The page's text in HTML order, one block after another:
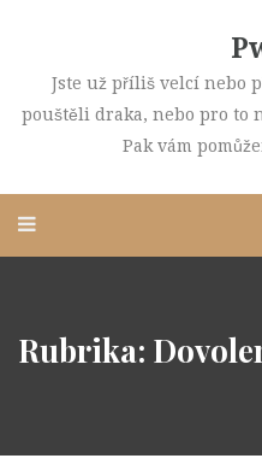
Jste už příliš velcí nebo
pouštěli draka, nebo pro to
Pak vám
Rubrika: